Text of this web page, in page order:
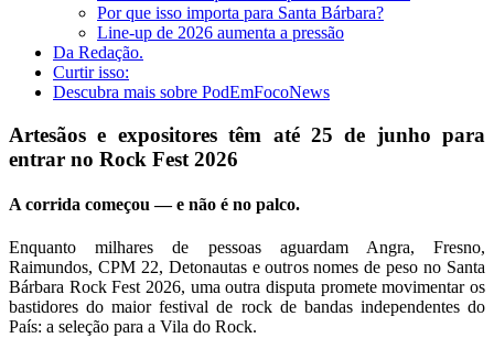
Por que isso importa para Santa Bárbara?
Line-up de 2026 aumenta a pressão
Da Redação.
Curtir isso:
Descubra mais sobre PodEmFocoNews
Artesãos e expositores têm até 25 de junho para
entrar no Rock Fest 2026
A corrida começou — e não é no palco.
Enquanto milhares de pessoas aguardam Angra, Fresno,
Raimundos, CPM 22, Detonautas e outros nomes de peso no Santa
Bárbara Rock Fest 2026, uma outra disputa promete movimentar os
bastidores do maior festival de rock de bandas independentes do
País: a seleção para a Vila do Rock.